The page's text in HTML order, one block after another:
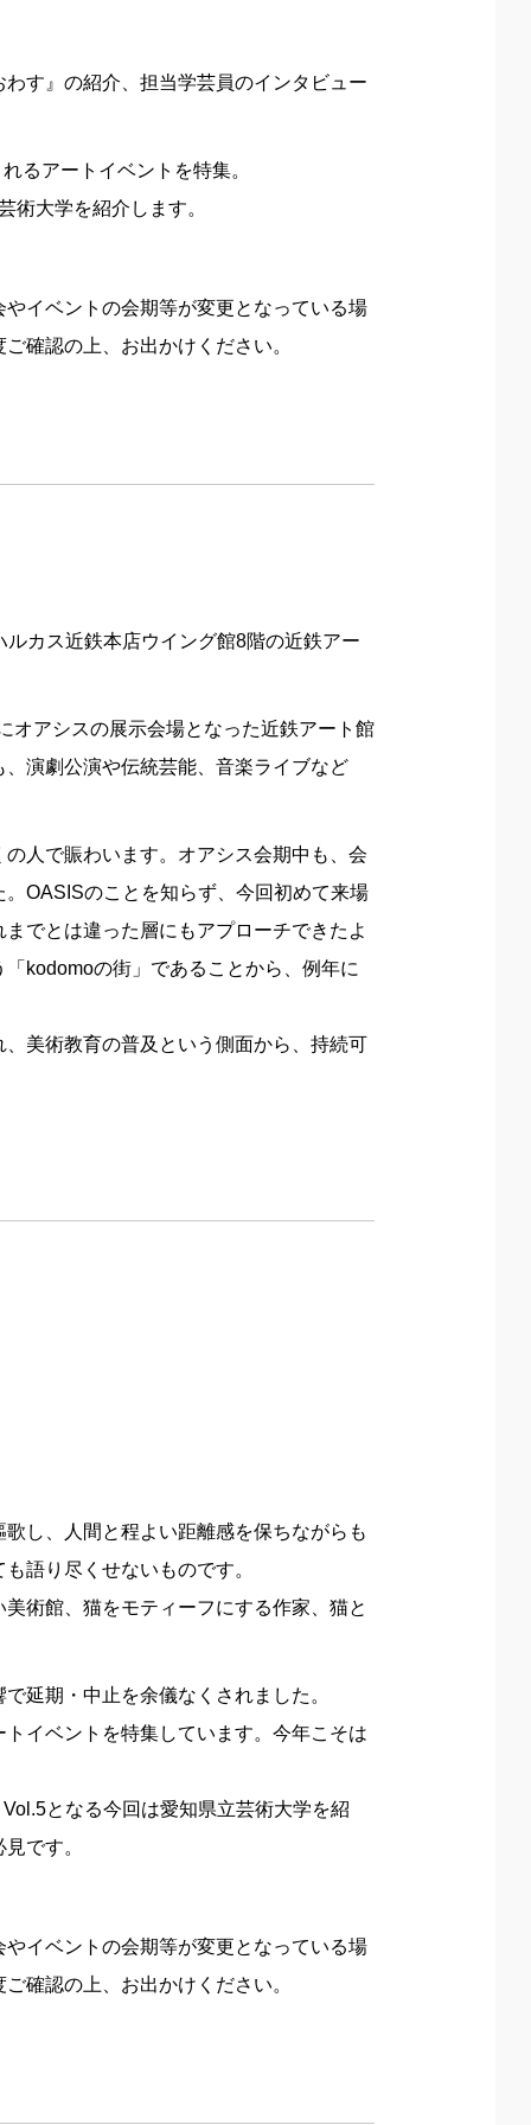
す』の紹介、担当学芸員のインタビュー
るアートイベントを特集。
術大学を紹介します。
イベントの会期等が変更となっている場
確認の上、お出かけください。
カス近鉄本店ウイング館8階の近鉄アー
オアシスの展示会場となった近鉄アート館
演劇公演や伝統芸能、音楽ライブなど
人で賑わいます。オアシス会期中も、会
OASISのことを知らず、今回初めて来場
でとは違った層にもアプローチできたよ
kodomoの街」であることから、例年に
美術教育の普及という側面から、持続可
し、人間と程よい距離感を保ちながらも
語り尽くせないものです。
術館、猫をモティーフにする作家、猫と
延期・中止を余儀なくされました。
イベントを特集しています。今年こそは
となる今回は愛知県立芸術大学を紹
です。
イベントの会期等が変更となっている場
確認の上、お出かけください。